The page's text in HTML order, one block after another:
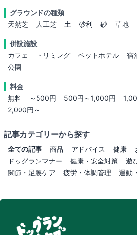
グラウンドの種類
天然芝
人工芝 土 砂利 砂 草地
併設施設
カフェ
トリミング ペットホテル 宿
公園
料金
無料
～500円 500円～1,000円
2,000円～
記事カテゴリーから探す
全ての記事 商品 アドバイス 健康
ドッグランマナー
健康・安全対策 遊
関節・足腰ケア
疲労・体調管理 運動